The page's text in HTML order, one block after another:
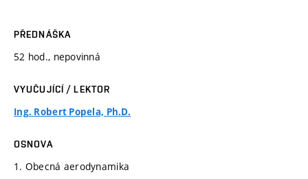
PŘEDNÁŠKA
52 hod., nepovinná
VYUČUJÍCÍ / LEKTOR
Ing. Robert Popela, Ph.D.
OSNOVA
1. Obecná aerodynamika